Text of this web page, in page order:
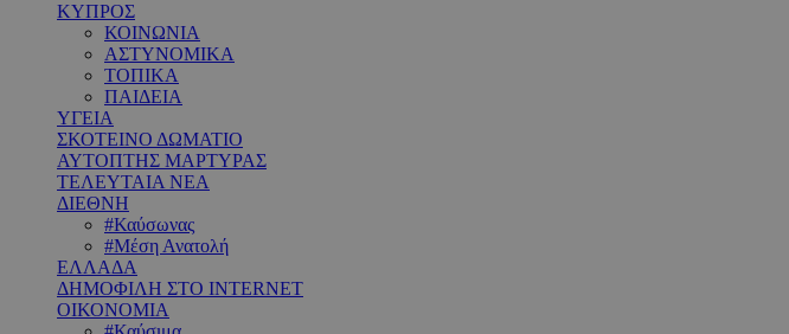
ΚΥΠΡΟΣ
ΚΟΙΝΩΝΙΑ
ΑΣΤΥΝΟΜΙΚΑ
ΤΟΠΙΚΑ
ΠΑΙΔΕΙΑ
ΥΓΕΙΑ
ΣΚΟΤΕΙΝΟ ΔΩΜΑΤΙΟ
ΑΥΤΟΠΤΗΣ ΜΑΡΤΥΡΑΣ
ΤΕΛΕΥΤΑΙΑ ΝΕΑ
ΔΙΕΘΝΗ
#Καύσωνας
#Μέση Ανατολή
ΕΛΛΑΔΑ
ΔΗΜΟΦΙΛΗ ΣΤΟ INTERNET
ΟΙΚΟΝΟΜΙΑ